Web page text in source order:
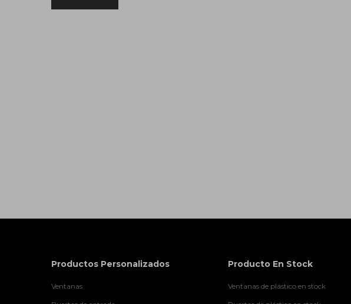
Productos Personalizados
Ventanas
Producto En Stock
Ventanas de plástico en stock